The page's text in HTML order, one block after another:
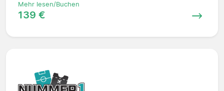
Mehr lesen/Buchen
139 €